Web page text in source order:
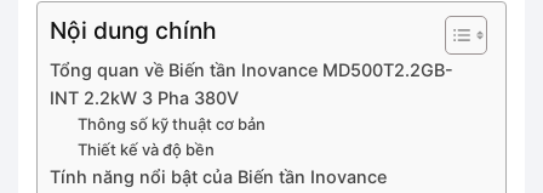
Nội dung chính
Tổng quan về Biến tần Inovance MD500T2.2GB-
INT 2.2kW 3 Pha 380V
Thông số kỹ thuật cơ bản
Thiết kế và độ bền
Tính năng nổi bật của Biến tần Inovance